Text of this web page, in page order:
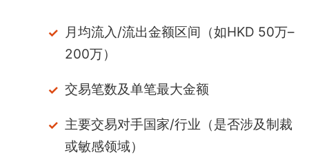
月均流入/流出金额区间（如HKD 50万–
200万）
交易笔数及单笔最大金额
主要交易对手国家/行业（是否涉及制裁
或敏感领域）